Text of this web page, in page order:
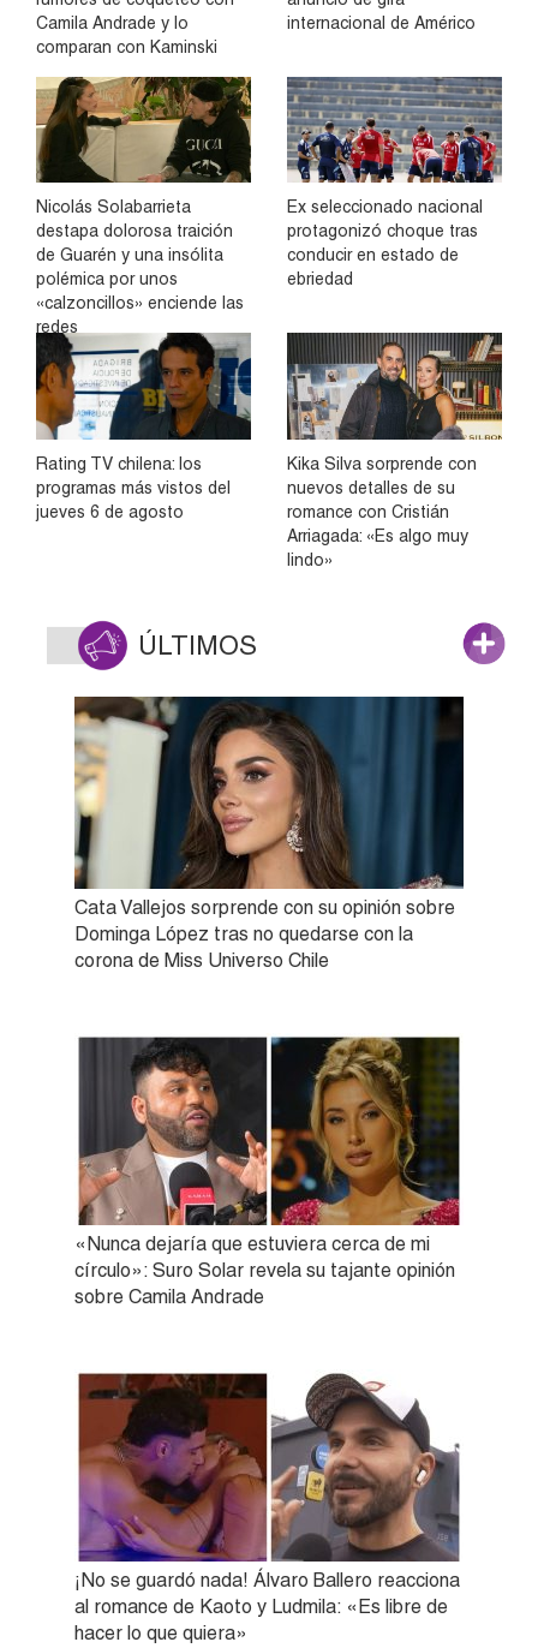
Camila Andrade y lo
comparan con Kaminski
internacional de Américo
Nicolás Solabarrieta
destapa dolorosa traición
de Guarén y una insólita
polémica por unos
«calzoncillos» enciende las
redes
Ex seleccionado nacional
protagonizó choque tras
conducir en estado de
ebriedad
Rating TV chilena: los
programas más vistos del
jueves 6 de agosto
Kika Silva sorprende con
nuevos detalles de su
romance con Cristián
Arriagada: «Es algo muy
lindo»
ÚLTIMOS
Cata Vallejos sorprende con su opinión sobre
Dominga López tras no quedarse con la
corona de Miss Universo Chile
«Nunca dejaría que estuviera cerca de mi
círculo»: Suro Solar revela su tajante opinión
sobre Camila Andrade
¡No se guardó nada! Álvaro Ballero reacciona
al romance de Kaoto y Ludmila: «Es libre de
hacer lo que quiera»